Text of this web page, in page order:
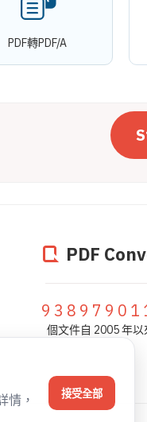
PDF轉PDF/A
PDF
個文件自 2005 年以
情，
接受全部